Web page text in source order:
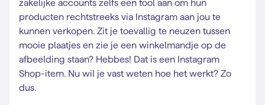
zakelijke accounts zelfs een tool aan om hun
producten rechtstreeks via Instagram aan jou te
kunnen verkopen. Zit je toevallig te neuzen tussen
mooie plaatjes en zie je een winkelmandje op de
afbeelding staan? Hebbes! Dat is een Instagram
Shop-item. Nu wil je vast weten hoe het werkt? Zo
dus.